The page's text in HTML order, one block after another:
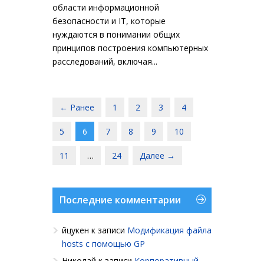
области информационной
безопасности и IT, которые
нуждаются в понимании общих
принципов построения компьютерных
расследований, включая...
← Ранее 1 2 3 4
5 6 7 8 9 10
11 … 24 Далее →
Последние комментарии
йцукен к записи Модификация файла
hosts с помощью GP